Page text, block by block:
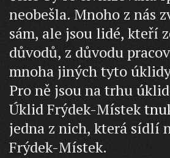
neobešla. Mnoho z nás
sám, ale jsou lidé, kteří
důvodů, z důvodu
mnoha jiných tyto
Pro ně jsou na trhu
Úklid Frýdek-Místek
jedna z nich, která sídlí
Frýdek-Místek.